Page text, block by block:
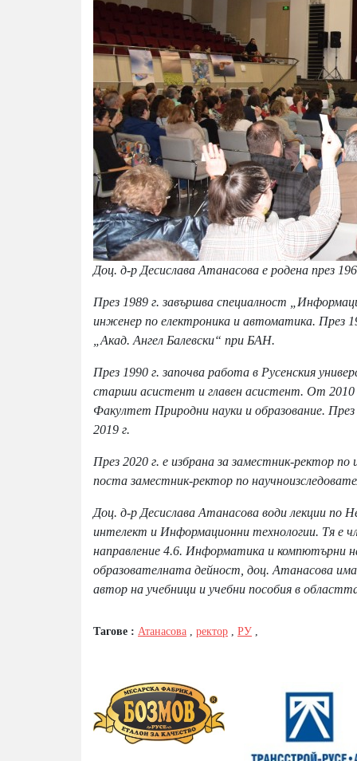
Доц. д-р Десислава Атанасова е родена през
През 1989 г. завършва специалност
инженер по електроника и автоматика. През
„Акад. Ангел Балевски“ при БАН.
През 1990 г. започва работа в Русенския
старши асистент и главен асистент. От 2010
Факултет Природни науки и образование.
2019 г.
През 2020 г. е избрана за заместник-ректор
поста заместник-ректор по
Доц. д-р Десислава Атанасова води лекции по
интелект и Информационни технологии. Тя е
направление 4.6. Информатика и компютърни
образователната дейност, доц. Атанасова
автор на учебници и учебни пособия в
Тагове : Атанасова ректор РУ